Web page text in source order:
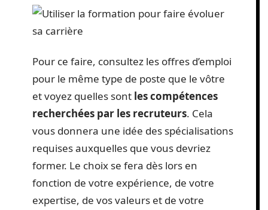
Pour ce faire, consultez les offres d’emploi
pour le même type de poste que le vôtre
et voyez quelles sont les compétences
recherchées par les recruteurs. Cela
vous donnera une idée des spécialisations
requises auxquelles que vous devriez
former. Le choix se fera dès lors en
fonction de votre expérience, de votre
expertise, de vos valeurs et de votre